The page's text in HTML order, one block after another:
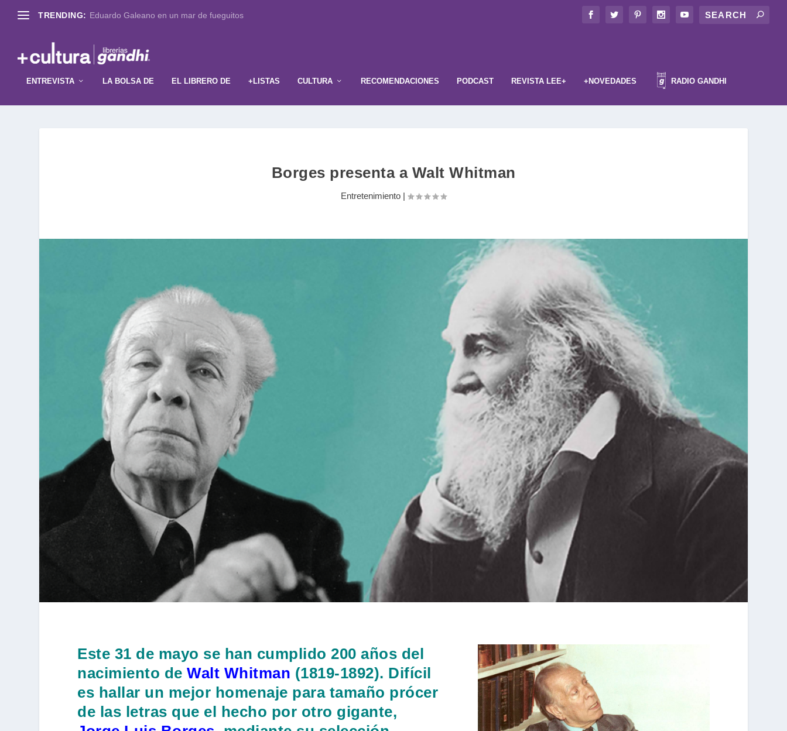
TRENDING: Eduardo Galeano en un mar de fueguitos
ENTREVISTA LA BOLSA DE EL LIBRERO DE +LISTAS CULTURA RECOMENDACIONES PODCAST REVISTA LEE+ +NOVEDADES RADIO GANDHI
Borges presenta a Walt Whitman
Entretenimiento |
Este 31 de mayo se han cumplido 200 años del
nacimiento de Walt Whitman (1819-1892). Difícil
es hallar un mejor homenaje para tamaño prócer
de las letras que el hecho por otro gigante,